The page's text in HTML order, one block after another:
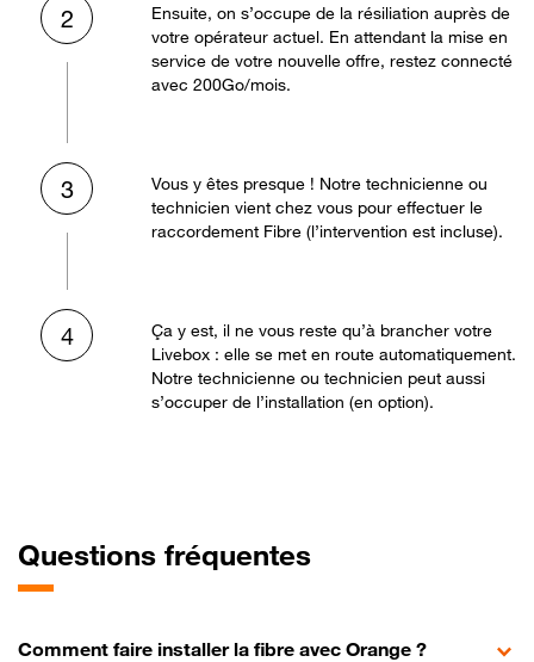
2
Ensuite, on s’occupe de la résiliation auprès de
votre opérateur actuel. En attendant la mise en
service de votre nouvelle offre, restez connecté
avec 200Go/mois.
3
Vous y êtes presque ! Notre technicienne ou
technicien vient chez vous pour effectuer le
raccordement Fibre (l’intervention est incluse).
4
Ça y est, il ne vous reste qu’à brancher votre
Livebox : elle se met en route automatiquement.
Notre technicienne ou technicien peut aussi
s’occuper de l’installation (en option).
Questions fréquentes
Comment faire installer la fibre avec Orange ?